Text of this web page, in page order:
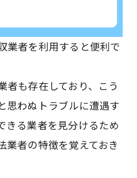
業者を利用すると便利で
者も存在しており、こう
思わぬトラブルに遭遇す
きる業者を見分けるため
業者の特徴を覚えておき